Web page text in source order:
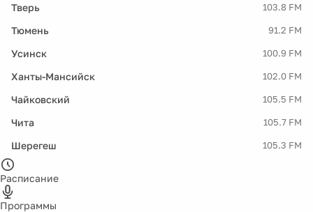
Тверь 103.8 FM
Тюмень 91.2 FM
Усинск 100.9 FM
Ханты-Мансийск 102.0 FM
Чайковский 105.5 FM
Чита 105.7 FM
Шерегеш 105.3 FM
Расписание
Программы